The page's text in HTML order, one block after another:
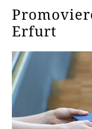
Erfurt